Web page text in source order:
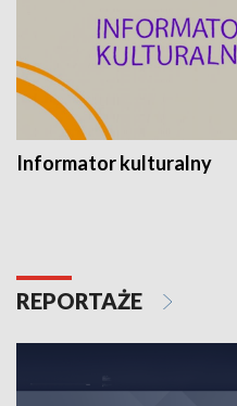
Informator kulturalny
REPORTAŻE